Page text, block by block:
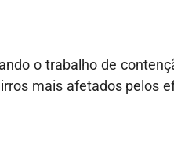
o trabalho de
mais afetados pelos